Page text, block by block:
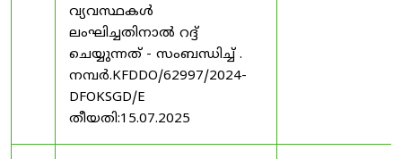
വ്യവസ്ഥകൾ
ലംഘിച്ചതിനാൽ റദ്ദ്
ചെയ്യുന്നത് - സംബന്ധിച്ച് .
നമ്പർ.KFDDO/62997/2024-
DFOKSGD/E
തീയതി:15.07.2025